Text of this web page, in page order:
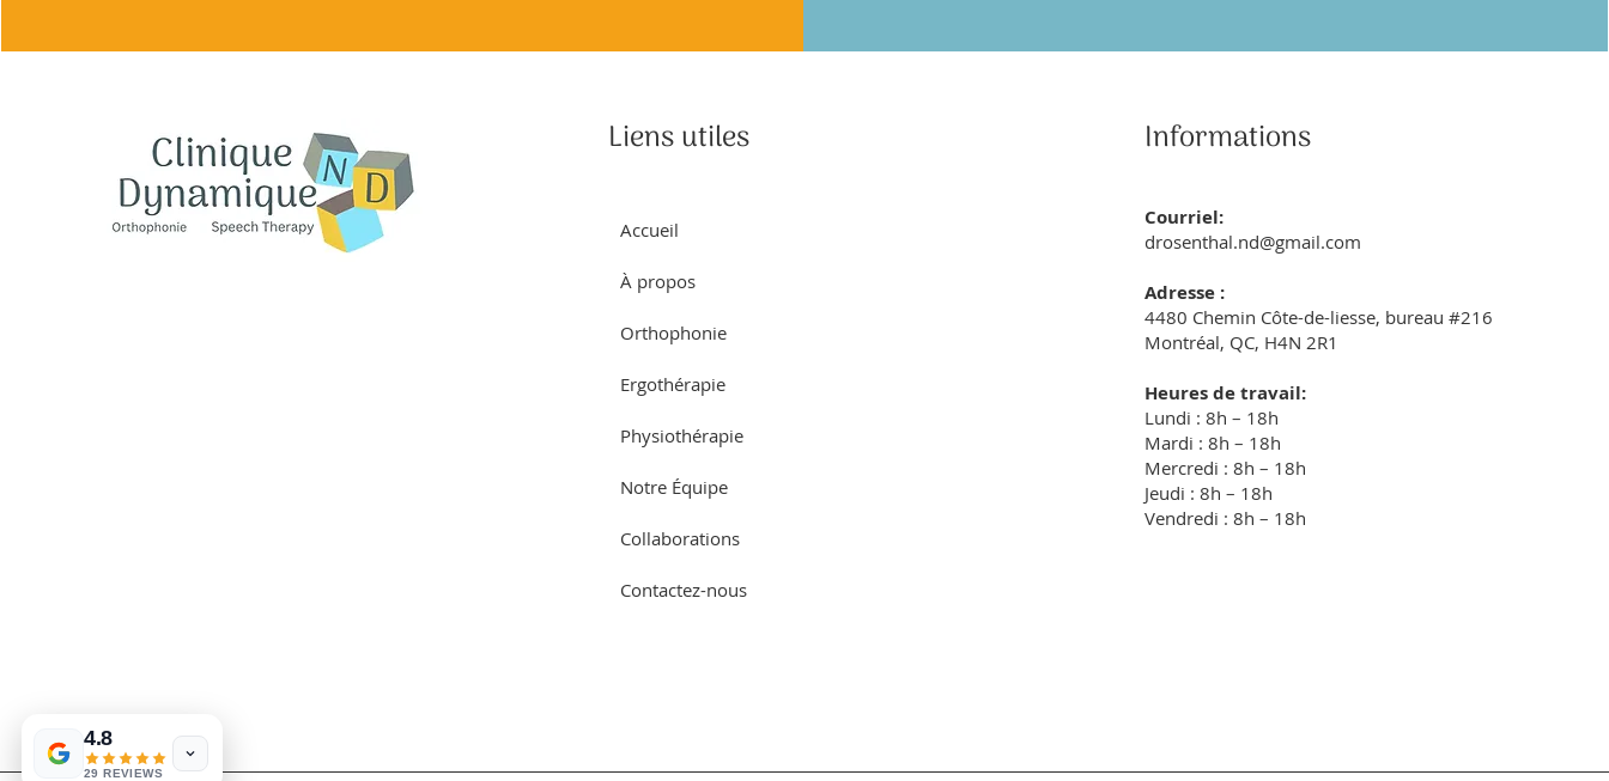
Liens utiles
Accueil
À propos
Orthophonie
Ergothérapie
Physiothérapie
Notre Équipe
Collaborations
Contactez-nous
Informations
Courriel:
drosenthal.nd@gmail.com
Adresse :
4480 Chemin Côte-de-liesse, bureau #216
Montréal, QC, H4N 2R1
Heures de travail:
Lundi : 8h – 18h
Mardi : 8h – 18h
Mercredi : 8h – 18h
Jeudi : 8h – 18h
Vendredi : 8h – 18h​
4.8
29 REVIEWS